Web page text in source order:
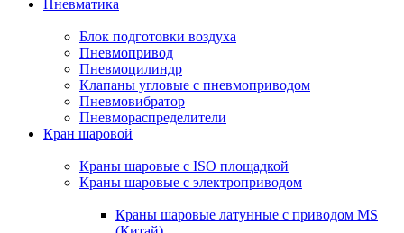
Пневматика
Блок подготовки воздуха
Пневмопривод
Пневмоцилиндр
Клапаны угловые с пневмоприводом
Пневмовибратор
Пневмораспределители
Кран шаровой
Краны шаровые с ISO площадкой
Краны шаровые с электроприводом
Краны шаровые латунные с приводом MS